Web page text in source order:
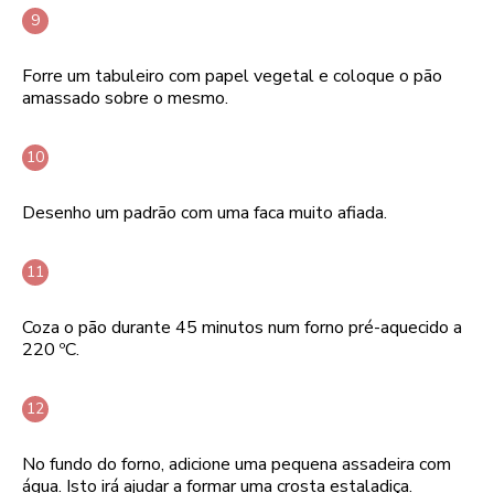
Forre um tabuleiro com papel vegetal e coloque o pão
amassado sobre o mesmo.
Desenho um padrão com uma faca muito afiada.
Coza o pão durante 45 minutos num forno pré-aquecido a
220 ºC.
No fundo do forno, adicione uma pequena assadeira com
água. Isto irá ajudar a formar uma crosta estaladiça.